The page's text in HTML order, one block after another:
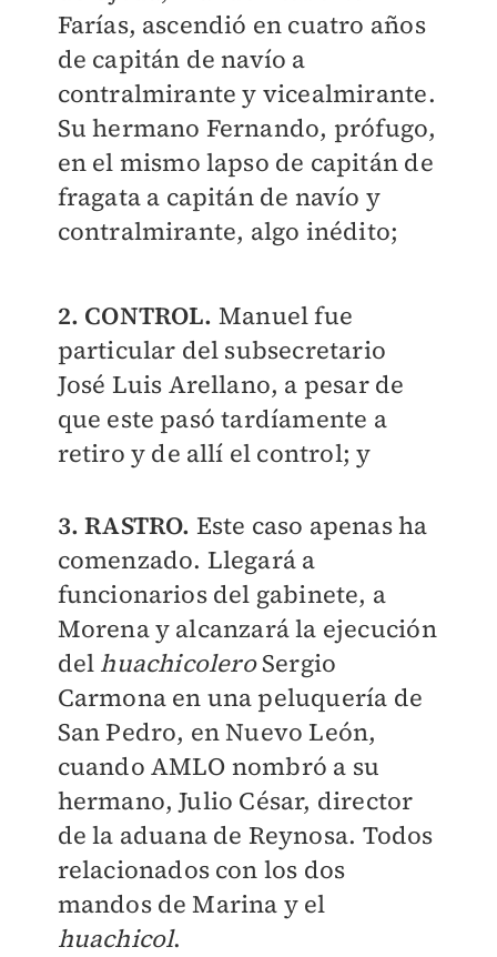
Farías, ascendió en cuatro años
de capitán de navío a
contralmirante y vicealmirante.
Su hermano Fernando, prófugo,
en el mismo lapso de capitán de
fragata a capitán de navío y
contralmirante, algo inédito;
2. CONTROL. Manuel fue
particular del subsecretario
José Luis Arellano, a pesar de
que este pasó tardíamente a
retiro y de allí el control; y
3. RASTRO. Este caso apenas ha
comenzado. Llegará a
funcionarios del gabinete, a
Morena y alcanzará la ejecución
del huachicoleroSergio
Carmona en una peluquería de
San Pedro, en Nuevo León,
cuando AMLO nombró a su
hermano, Julio César, director
de la aduana de Reynosa. Todos
relacionados con los dos
mandos de Marina y el
huachicol.